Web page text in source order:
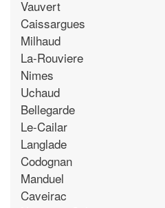
Vauvert
Caissargues
Milhaud
La-Rouviere
Nimes
Uchaud
Bellegarde
Le-Cailar
Langlade
Codognan
Manduel
Caveirac